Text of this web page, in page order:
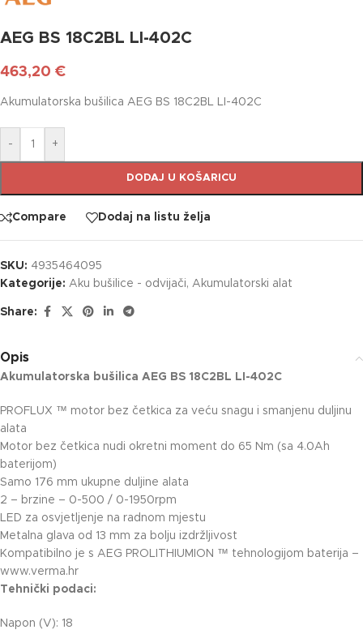
AEG BS 18C2BL LI-402C
463,20 €
Akumulatorska bušilica AEG BS 18C2BL LI-402C
- +
DODAJ U KOŠARICU
Compare Dodaj na listu želja
SKU: 4935464095
Kategorije: Aku bušilice - odvijači, Akumulatorski alat
Share:
Opis
Akumulatorska bušilica AEG BS 18C2BL LI-402C
PROFLUX ™ motor bez četkica za veću snagu i smanjenu duljinu
alata
Motor bez četkica nudi okretni moment do 65 Nm (sa 4.0Ah
baterijom)
Samo 176 mm ukupne duljine alata
2 – brzine – 0-500 / 0-1950rpm
LED za osvjetljenje na radnom mjestu
Metalna glava od 13 mm za bolju izdržljivost
Kompatibilno je s AEG PROLITHIUMION ™ tehnologijom baterija –
www.verma.hr
Tehnički podaci:
Napon (V): 18